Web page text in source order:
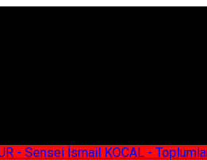
- Sensei İsmail KOCAL -